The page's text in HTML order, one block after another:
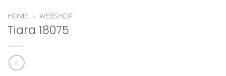
HOME » WEBSHOP
Tiara 18075